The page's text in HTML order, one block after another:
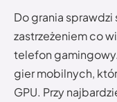
Do grania sprawdzi
zastrzeżeniem co
telefon
gier mobilnych,
GPU. Przy